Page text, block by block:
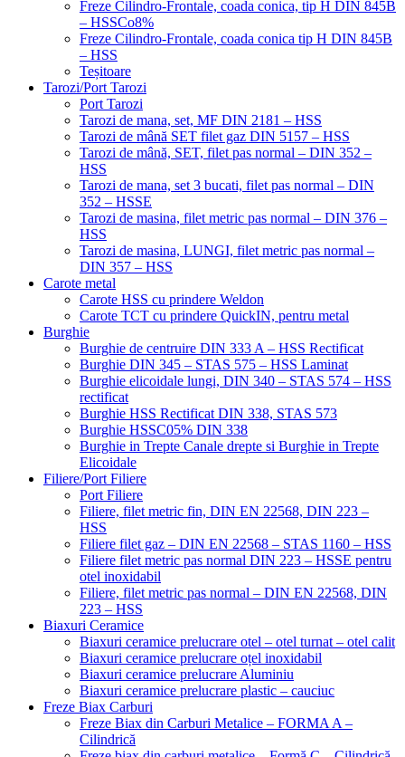
Freze Cilindro-Frontale, coada conica, tip H DIN 845B
– HSSCo8%
Freze Cilindro-Frontale, coada conica tip H DIN 845B
– HSS
Teșitoare
Tarozi/Port Tarozi
Port Tarozi
Tarozi de mana, set, MF DIN 2181 – HSS
Tarozi de mână SET filet gaz DIN 5157 – HSS
Tarozi de mână, SET, filet pas normal – DIN 352 –
HSS
Tarozi de mana, set 3 bucati, filet pas normal – DIN
352 – HSSE
Tarozi de masina, filet metric pas normal – DIN 376 –
HSS
Tarozi de masina, LUNGI, filet metric pas normal –
DIN 357 – HSS
Carote metal
Carote HSS cu prindere Weldon
Carote TCT cu prindere QuickIN, pentru metal
Burghie
Burghie de centruire DIN 333 A – HSS Rectificat
Burghie DIN 345 – STAS 575 – HSS Laminat
Burghie elicoidale lungi, DIN 340 – STAS 574 – HSS
rectificat
Burghie HSS Rectificat DIN 338, STAS 573
Burghie HSSC05% DIN 338
Burghie in Trepte Canale drepte si Burghie in Trepte
Elicoidale
Filiere/Port Filiere
Port Filiere
Filiere, filet metric fin, DIN EN 22568, DIN 223 –
HSS
Filiere filet gaz – DIN EN 22568 – STAS 1160 – HSS
Filiere filet metric pas normal DIN 223 – HSSE pentru
otel inoxidabil
Filiere, filet metric pas normal – DIN EN 22568, DIN
223 – HSS
Biaxuri Ceramice
Biaxuri ceramice prelucrare otel – otel turnat – otel calit
Biaxuri ceramice prelucrare oțel inoxidabil
Biaxuri ceramice prelucrare Aluminiu
Biaxuri ceramice prelucrare plastic – cauciuc
Freze Biax Carburi
Freze Biax din Carburi Metalice – FORMA A –
Cilindrică